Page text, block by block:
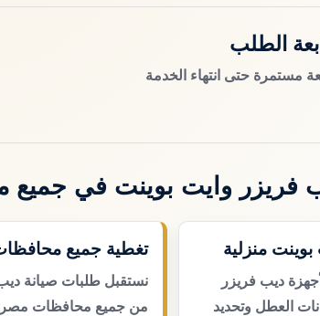
الطلب
مستمرة حتى انتهاء الخدمة
فريزر وايت بوينت في جميع
منزلية
ديب فريزر
العطل وتحديد
تغطية جميع
نستقبل طلبات صيانة
من جميع محافظات مصر،